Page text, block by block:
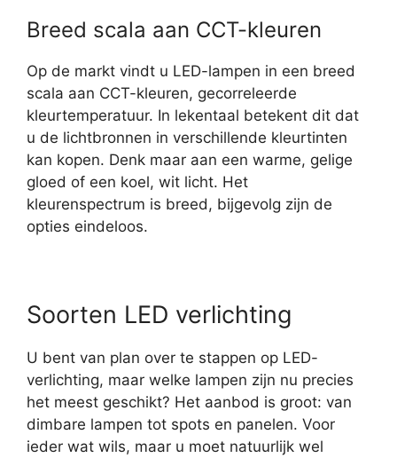
Breed scala aan CCT-kleuren
Op de markt vindt u LED-lampen in een breed
scala aan CCT-kleuren, gecorreleerde
kleurtemperatuur. In lekentaal betekent dit dat
u de lichtbronnen in verschillende kleurtinten
kan kopen. Denk maar aan een warme, gelige
gloed of een koel, wit licht. Het
kleurenspectrum is breed, bijgevolg zijn de
opties eindeloos.
Soorten LED verlichting
U bent van plan over te stappen op LED-
verlichting, maar welke lampen zijn nu precies
het meest geschikt? Het aanbod is groot: van
dimbare lampen tot spots en panelen. Voor
ieder wat wils, maar u moet natuurlijk wel